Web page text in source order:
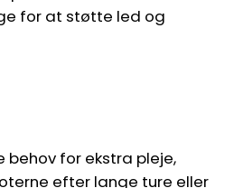
for at støtte led og
behov for ekstra pleje,
efter lange ture eller